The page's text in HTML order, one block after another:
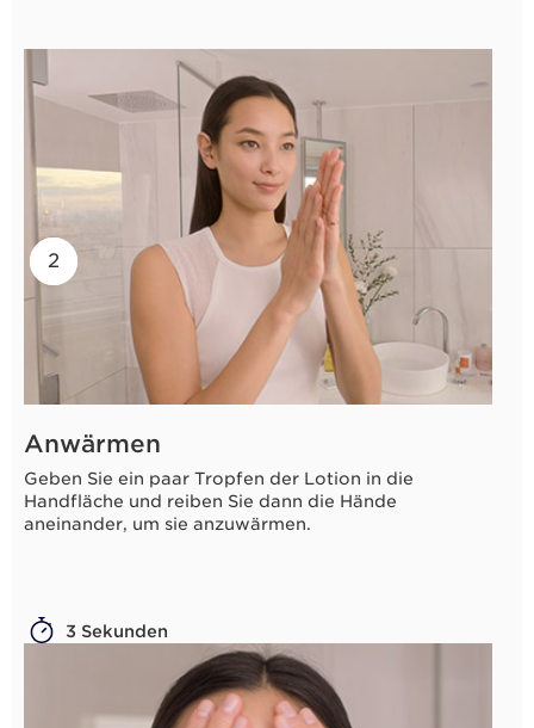
1
Anwärmen
Geben Sie ein paar Tropfen der Lotion in die
Handfläche und reiben Sie dann die Hände
aneinander, um sie anzuwärmen.
3 Sekunden
2